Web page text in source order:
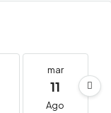
mar
11
Ago